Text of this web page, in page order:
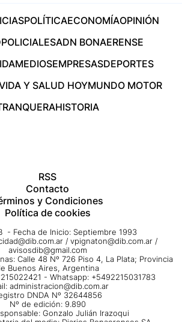
POLÍTICAECONOMÍAOPINIÓN
POLICIALESADN BONAERENSE
MEDIOSEMPRESASDEPORTES
Y SALUD HOYMUNDO MOTOR
HISTORIA
RSS
Contacto
y Condiciones
Política de cookies
- Fecha de Inicio: Septiembre 1993
/ vpignaton@dib.com.ar /
avisosdib@gmail.com
Calle 48 Nº 726 Piso 4, La Plata; Provincia
Buenos Aires, Argentina
- Whatsapp: +5492215031783
administracion@dib.com.ar
DNDA Nº 32644856
Nº de edición: 9.890
Gonzalo Julián Irazoqui